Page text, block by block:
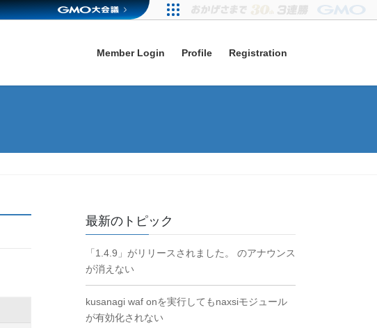
Member Login Profile Registration
最新のトピック
「1.4.9」がリリースされました。 のアナウンス
が消えない
kusanagi waf onを実行してもnaxsiモジュール
が有効化されない